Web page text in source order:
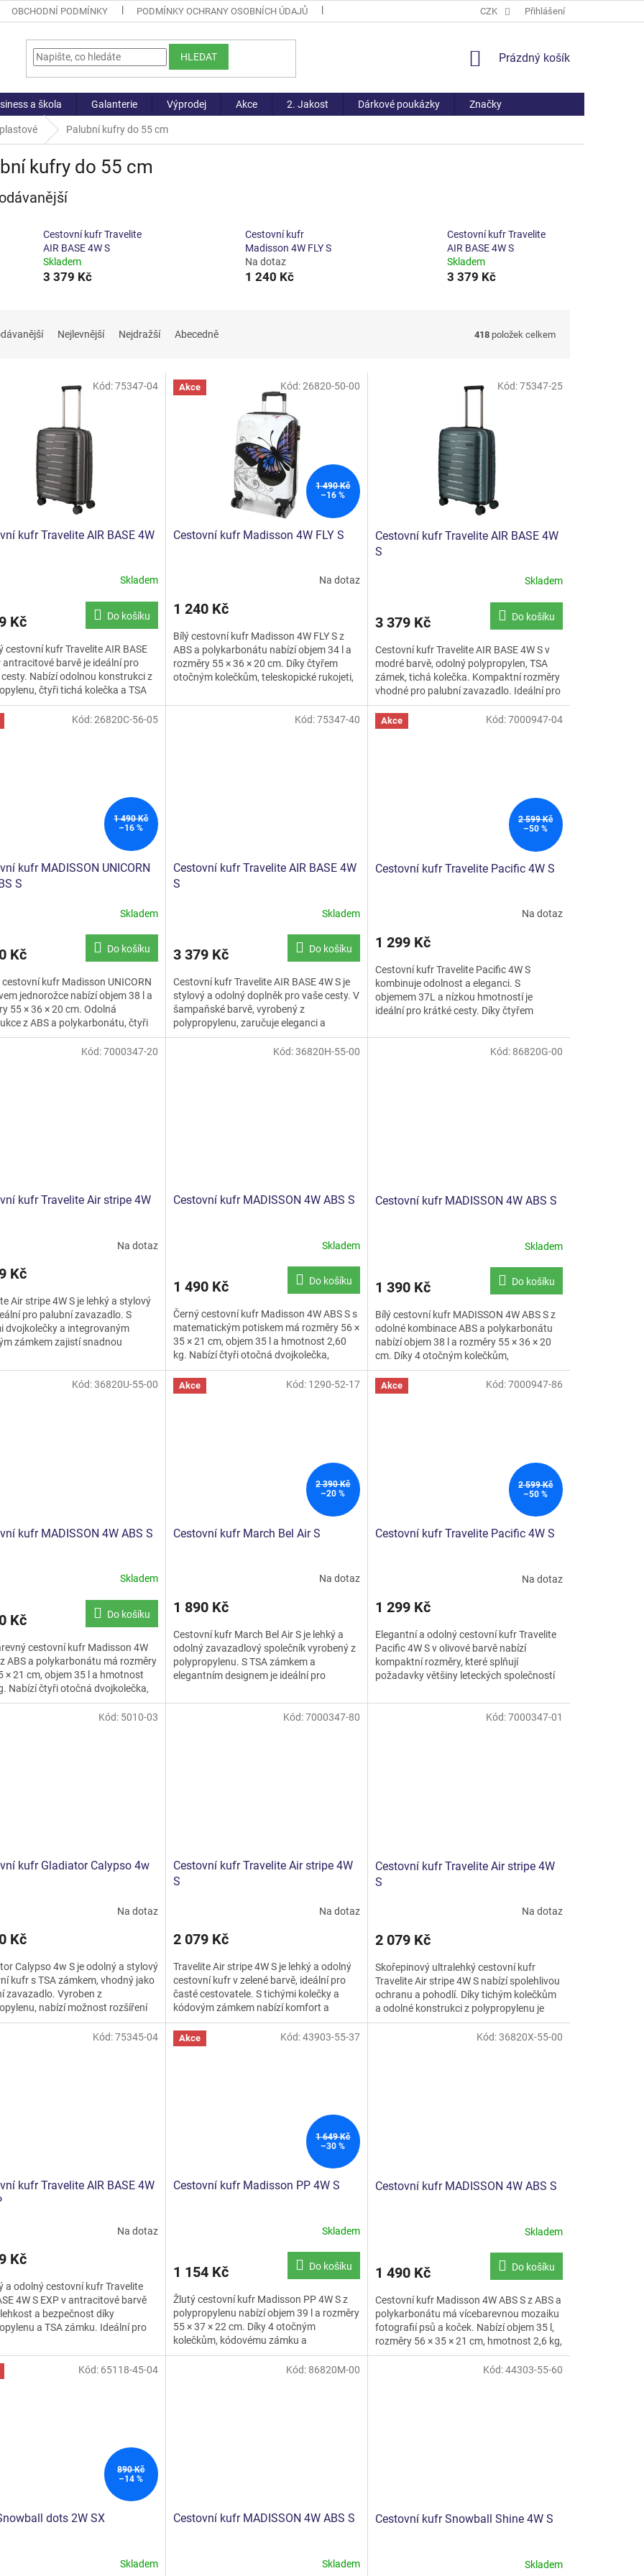
OBCHODNÍ PODMÍNKY PODMÍNKY OCHRANY OSOBNÍCH ÚDAJŮ ČASTO KLADENÉ DOTAZY
CZK Přihlášení
HLEDAT
NÁKUPNÍ
Prázdný košík
a škola Galanterie Výprodej Akce 2. Jakost Dárkové poukázky Značky
Palubní kufry do 55 cm
kufry do 55 cm
Cestovní kufr Travelite
AIR BASE 4W S
Skladem
3 379 Kč
Cestovní kufr
Madisson 4W FLY S
Na dotaz
1 240 Kč
Cestovní kufr Travelite
AIR BASE 4W S
Skladem
3 379 Kč
Nejlevnější Nejdražší Abecedně 418 položek celkem
kufr Travelite AIR BASE 4W
Skladem
Kč Do košíku
cestovní kufr Travelite AIR BASE
antracitové barvě je ideální pro
cesty. Nabízí odolnou konstrukci z
čtyři tichá kolečka a TSA
S...
Kód:75347-04 Akce
1 490 Kč
–16 %
Cestovní kufr Madisson 4W FLY S
produktu
5,0
z
5
hvězdiček.
Na dotaz
1 240 Kč
Bílý cestovní kufr Madisson 4W FLY S z
ABS a polykarbonátu nabízí objem 34 l a
rozměry 55 × 36 × 20 cm. Díky čtyřem
otočným kolečkům, teleskopické rukojeti,
Kód:26820-50-00
Cestovní kufr Travelite AIR BASE 4W
S
je
z
5
hvězdiček.
Skladem
3 379 Kč Do košíku
Cestovní kufr Travelite AIR BASE 4W S v
modré barvě, odolný polypropylen, TSA
zámek, tichá kolečka. Kompaktní rozměry
vhodné pro palubní zavazadlo. Ideální pro
cestovatele.
Kód:75347-25
1 490 Kč
–16 %
kufr MADISSON UNICORN
S
Skladem
Kč Do košíku
kufr Madisson UNICORN
jednorožce nabízí objem 38 l a
55 × 36 × 20 cm. Odolná
z ABS a polykarbonátu, čtyři
kolečka,...
Kód:26820C-56-05
Cestovní kufr Travelite AIR BASE 4W
S
je
z
5
hvězdiček.
Skladem
3 379 Kč Do košíku
Cestovní kufr Travelite AIR BASE 4W S je
stylový a odolný doplněk pro vaše cesty. V
šampaňské barvě, vyrobený z
polypropylenu, zaručuje eleganci a
odolnost. S TSA zámkem a...
Kód:75347-40 Akce
2 599 Kč
–50 %
Cestovní kufr Travelite Pacific 4W S
Na dotaz
1 299 Kč
Cestovní kufr Travelite Pacific 4W S
kombinuje odolnost a eleganci. S
objemem 37L a nízkou hmotností je
ideální pro krátké cesty. Díky čtyřem
Kód:7000947-04
kufr Travelite Air stripe 4W
Na dotaz
Kč
Air stripe 4W S je lehký a stylový
pro palubní zavazadlo. S
dvojkolečky a integrovaným
zámkem zajistí snadnou
Kód:7000347-20
Cestovní kufr MADISSON 4W ABS S
Skladem
1 490 Kč Do košíku
Černý cestovní kufr Madisson 4W ABS S s
matematickým potiskem má rozměry 56 ×
35 × 21 cm, objem 35 l a hmotnost 2,60
kg. Nabízí čtyři otočná dvojkolečka,
teleskopickou rukojeť,...
Kód:36820H-55-00
Cestovní kufr MADISSON 4W ABS S
je
z
5
hvězdiček.
Skladem
1 390 Kč Do košíku
Bílý cestovní kufr MADISSON 4W ABS S z
odolné kombinace ABS a polykarbonátu
nabízí objem 38 l a rozměry 55 × 36 × 20
cm. Díky 4 otočným kolečkům,
teleskopické rukojeti a...
Kód: 86820G-00
kufr MADISSON 4W ABS S
Skladem
Kč Do košíku
cestovní kufr Madisson 4W
z ABS a polykarbonátu má rozměry
× 21 cm, objem 35 l a hmotnost
Nabízí čtyři otočná dvojkolečka,
Kód:36820U-55-00 Akce
2 390 Kč
–20 %
Cestovní kufr March Bel Air S
Na dotaz
1 890 Kč
Cestovní kufr March Bel Air S je lehký a
odolný zavazadlový společník vyrobený z
polypropylenu. S TSA zámkem a
elegantním designem je ideální pro
Kód: 1290-52-17 Akce
2 599 Kč
–50 %
Cestovní kufr Travelite Pacific 4W S
Na dotaz
1 299 Kč
Elegantní a odolný cestovní kufr Travelite
Pacific 4W S v olivové barvě nabízí
kompaktní rozměry, které splňují
požadavky většiny leteckých společností
Kód:7000947-86
kufr Gladiator Calypso 4w
Na dotaz
Kč
Calypso 4w S je odolný a stylový
kufr s TSA zámkem, vhodný jako
zavazadlo. Vyroben z
nabízí možnost rozšíření
a snadnou...
Kód: 5010-03
Cestovní kufr Travelite Air stripe 4W
S
Na dotaz
2 079 Kč
Travelite Air stripe 4W S je lehký a odolný
cestovní kufr v zelené barvě, ideální pro
časté cestovatele. S tichými kolečky a
kódovým zámkem nabízí komfort a
bezpečí na cestách....
Kód:7000347-80
Cestovní kufr Travelite Air stripe 4W
S
Na dotaz
2 079 Kč
Skořepinový ultralehký cestovní kufr
Travelite Air stripe 4W S nabízí spolehlivou
ochranu a pohodlí. Díky tichým kolečkům
a odolné konstrukci z polypropylenu je
ideální pro...
Kód:7000347-01
kufr Travelite AIR BASE 4W
Na dotaz
Kč
a odolný cestovní kufr Travelite
4W S EXP v antracitové barvě
a bezpečnost díky
a TSA zámku. Ideální pro
Kód:75345-04 Akce
1 649 Kč
–30 %
Cestovní kufr Madisson PP 4W S
je
z
5
hvězdiček.
Skladem
1 154 Kč Do košíku
Žlutý cestovní kufr Madisson PP 4W S z
polypropylenu nabízí objem 39 l a rozměry
55 × 37 × 22 cm. Díky 4 otočným
kolečkům, kódovému zámku a
rozšiřitelnému objemu až 47 l je...
Kód:43903-55-37
Cestovní kufr MADISSON 4W ABS S
Skladem
1 490 Kč Do košíku
Cestovní kufr Madisson 4W ABS S z ABS a
polykarbonátu má vícebarevnou mozaiku
fotografií psů a koček. Nabízí objem 35 l,
rozměry 56 × 35 × 21 cm, hmotnost 2,6 kg,
čtyři otočná...
Kód:36820X-55-00
890 Kč
–14 %
dots 2W SX
Skladem
Kód: 65118-45-04
Cestovní kufr MADISSON 4W ABS S
Skladem
Kód: 86820M-00
Cestovní kufr Snowball Shine 4W S
Skladem
Kód:44303-55-60